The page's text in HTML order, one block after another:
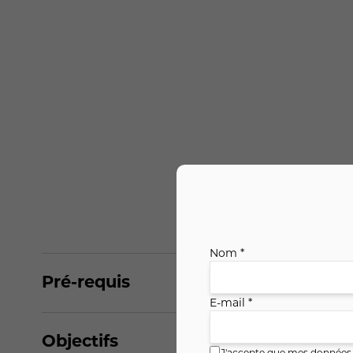
Pré-requis
Objectifs
Nom *
E-mail *